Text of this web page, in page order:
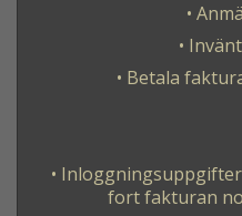
•
•
• Betala
•
fort fakturan